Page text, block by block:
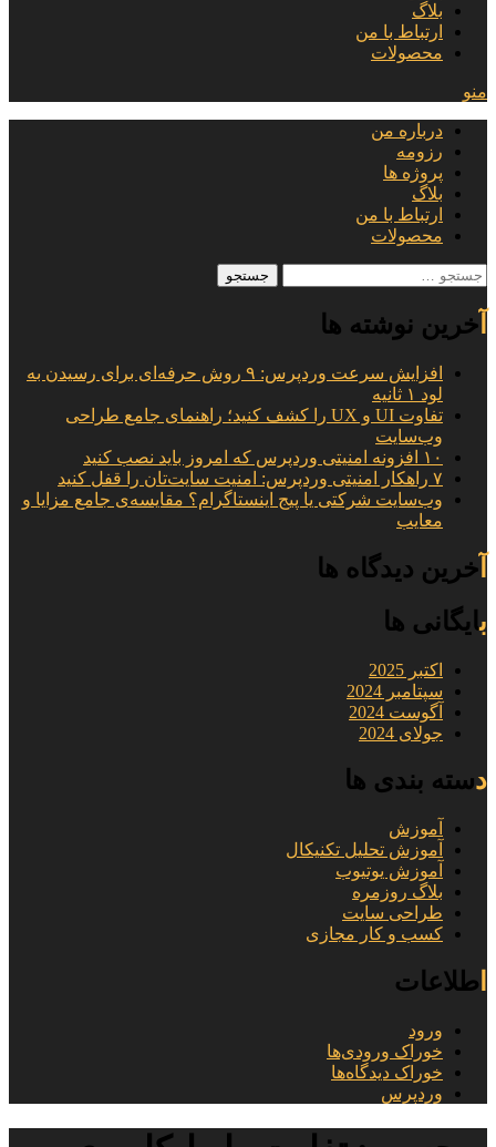
بلاگ
ارتباط با من
محصولات
منو
درباره من
رزومه
پروژه ها
بلاگ
ارتباط با من
محصولات
جستجو
آخرین نوشته ها
افزایش سرعت وردپرس: ۹ روش حرفه‌ای برای رسیدن به
لود ۱ ثانیه
تفاوت UI و UX را کشف کنید؛ راهنمای جامع طراحی
وب‌سایت
۱۰ افزونه امنیتی وردپرس که امروز باید نصب کنید
۷ راهکار امنیتی وردپرس: امنیت سایت‌تان را قفل کنید
وب‌سایت شرکتی یا پیج اینستاگرام؟ مقایسه‌ی جامع مزایا و
معایب
آخرین دیدگاه ها
بایگانی ها
اکتبر 2025
سپتامبر 2024
آگوست 2024
جولای 2024
دسته بندی ها
آموزش
آموزش تحلیل تکنیکال
آموزش یوتیوب
بلاگ روزمره
طراحی سایت
کسب و کار مجازی
اطلاعات
ورود
خوراک ورودی‌ها
خوراک دیدگاه‌ها
وردپرس